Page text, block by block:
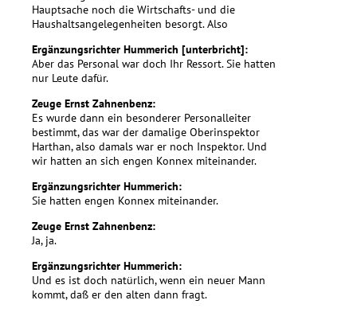
Hauptsache noch die Wirtschafts- und die
Haushaltsangelegenheiten besorgt. Also
Ergänzungsrichter Hummerich [unterbricht]:
Aber das Personal war doch Ihr Ressort. Sie hatten
nur Leute dafür.
Zeuge Ernst Zahnenbenz:
Es wurde dann ein besonderer Personalleiter
bestimmt, das war der damalige Oberinspektor
Harthan, also damals war er noch Inspektor. Und
wir hatten an sich engen Konnex miteinander.
Ergänzungsrichter Hummerich:
Sie hatten engen Konnex miteinander.
Zeuge Ernst Zahnenbenz:
Ja, ja.
Ergänzungsrichter Hummerich:
Und es ist doch natürlich, wenn ein neuer Mann
kommt, daß er den alten dann fragt.